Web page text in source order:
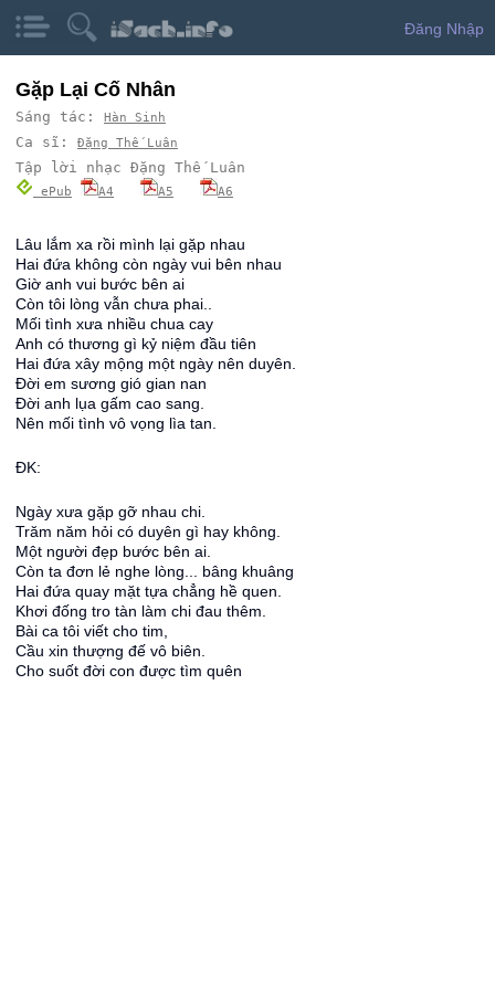
Đăng Nhập
Gặp Lại Cố Nhân
Sáng tác: Hàn Sinh
Ca sĩ: Đặng Thế Luân
Tập lời nhạc Đặng Thế Luân
ePub A4 A5 A6
Lâu lắm xa rồi mình lại gặp nhau
Hai đứa không còn ngày vui bên nhau
Giờ anh vui bước bên ai
Còn tôi lòng vẫn chưa phai..
Mối tình xưa nhiều chua cay
Anh có thương gì kỷ niệm đầu tiên
Hai đứa xây mộng một ngày nên duyên.
Đời em sương gió gian nan
Đời anh lụa gấm cao sang.
Nên mối tình vô vọng lìa tan.
ĐK:
Ngày xưa gặp gỡ nhau chi.
Trăm năm hỏi có duyên gì hay không.
Một người đẹp bước bên ai.
Còn ta đơn lẻ nghe lòng... bâng khuâng
Hai đứa quay mặt tựa chẳng hề quen.
Khơi đống tro tàn làm chi đau thêm.
Bài ca tôi viết cho tim,
Cầu xin thượng đế vô biên.
Cho suốt đời con được tìm quên